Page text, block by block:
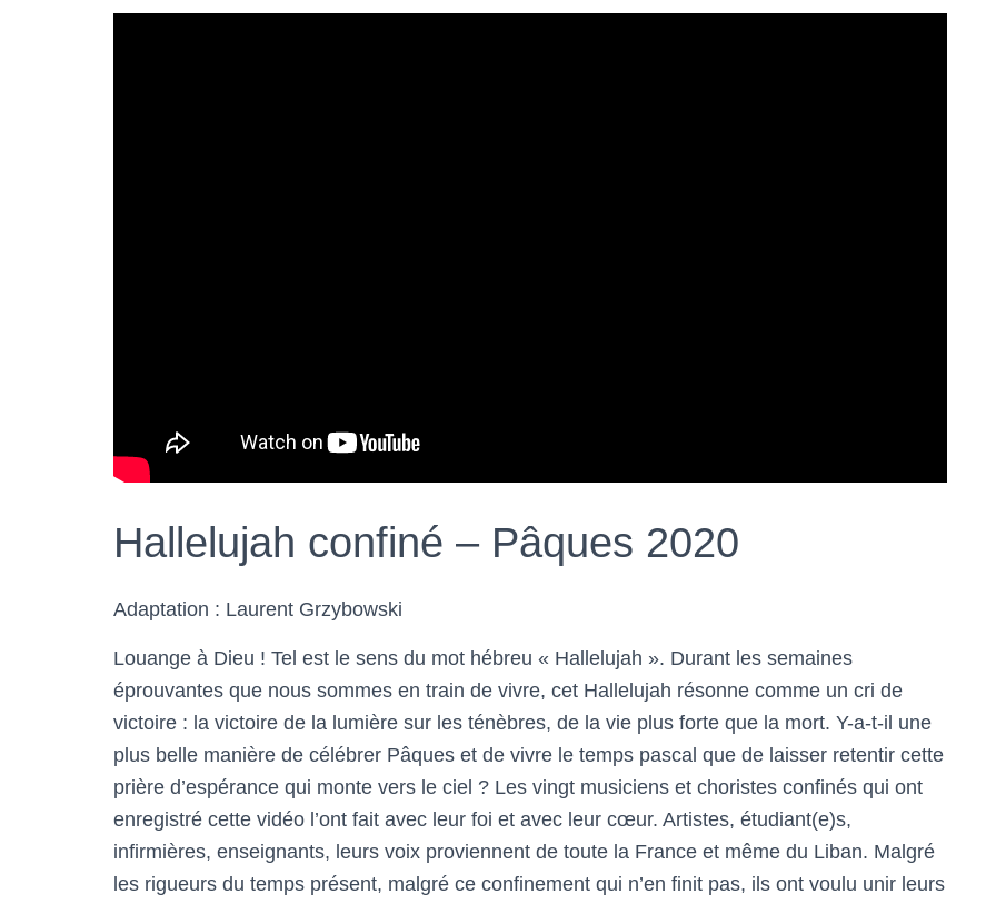
Hallelujah confiné – Pâques 2020
Adaptation : Laurent Grzybowski
Louange à Dieu ! Tel est le sens du mot hébreu « Hallelujah ». Durant les semaines
éprouvantes que nous sommes en train de vivre, cet Hallelujah résonne comme un cri de
victoire : la victoire de la lumière sur les ténèbres, de la vie plus forte que la mort. Y-a-t-il une
plus belle manière de célébrer Pâques et de vivre le temps pascal que de laisser retentir cette
prière d’espérance qui monte vers le ciel ? Les vingt musiciens et choristes confinés qui ont
enregistré cette vidéo l’ont fait avec leur foi et avec leur cœur. Artistes, étudiant(e)s,
infirmières, enseignants, leurs voix proviennent de toute la France et même du Liban. Malgré
les rigueurs du temps présent, malgré ce confinement qui n’en finit pas, ils ont voulu unir leurs